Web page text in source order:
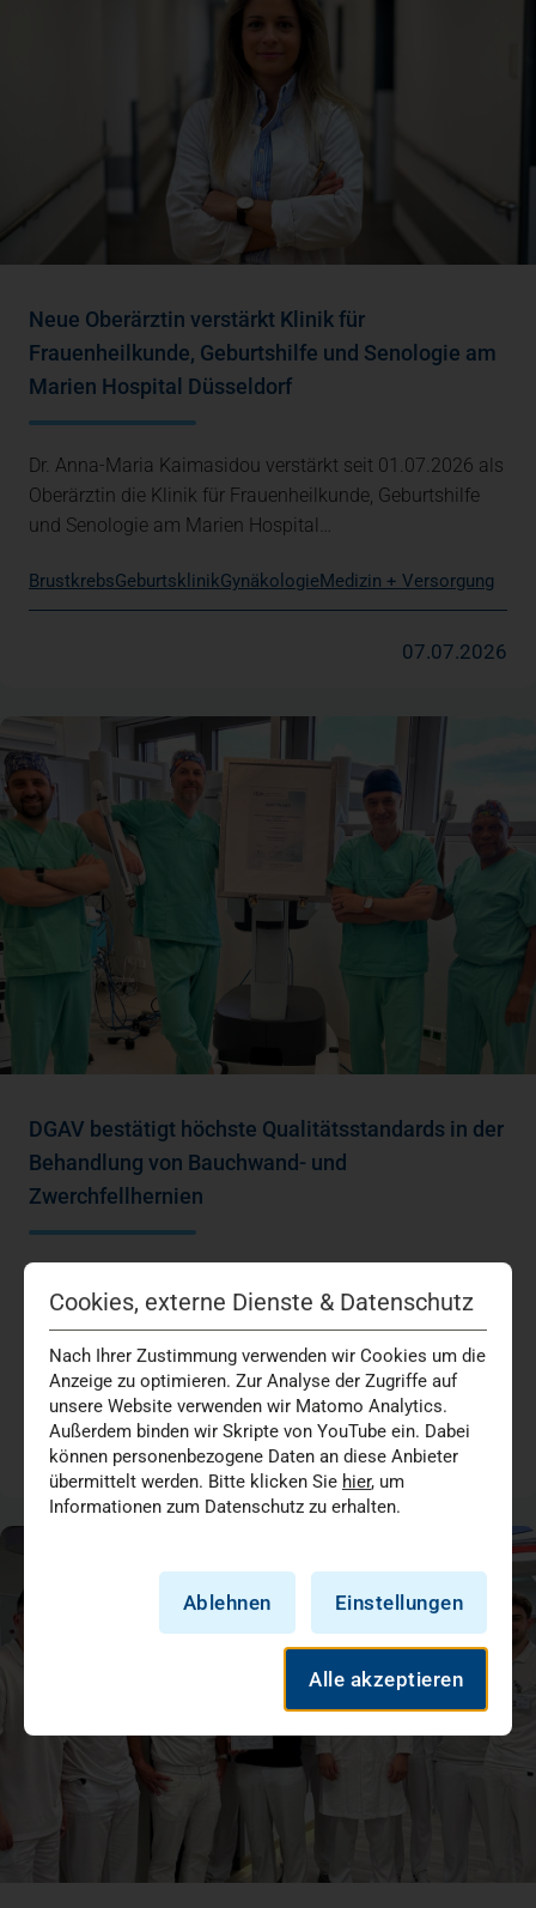
Neue Oberärztin verstärkt Klinik für
Frauenheilkunde, Geburtshilfe und Senologie am
Marien Hospital Düsseldorf
Dr. Anna-Maria Kaimasidou verstärkt seit 01.07.2026 als
Oberärztin die Klinik für Frauenheilkunde, Geburtshilfe
und Senologie am Marien Hospital…
BrustkrebsGeburtsklinikGynäkologieMedizin + Versorgung
07.07.2026
DGAV bestätigt höchste Qualitätsstandards in der
Behandlung von Bauchwand- und
Zwerchfellhernien
erneut als Referenzzentrum der Deutschen Gesellschaft
für Allgemein- und Viszeralchirurgie (DGAV)…
ChirurgieMedizin + Versorgung
05.07.2026
Cookies, externe Dienste & Datenschutz
Nach Ihrer Zustimmung verwenden wir Cookies um die
Anzeige zu optimieren. Zur Analyse der Zugriffe auf
unsere Website verwenden wir Matomo Analytics.
Außerdem binden wir Skripte von YouTube ein. Dabei
können personenbezogene Daten an diese Anbieter
übermittelt werden. Bitte klicken Sie hier, um
Informationen zum Datenschutz zu erhalten.
Ablehnen Einstellungen
Alle akzeptieren